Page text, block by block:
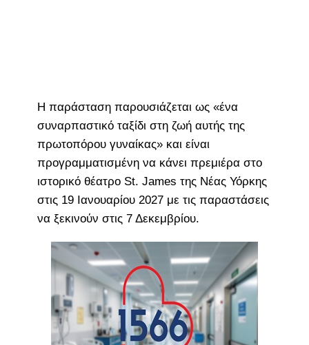
Η παράσταση παρουσιάζεται ως «ένα
συναρπαστικό ταξίδι στη ζωή αυτής της
πρωτοπόρου γυναίκας» και είναι
προγραμματισμένη να κάνει πρεμιέρα στο
ιστορικό θέατρο St. James της Νέας Υόρκης
στις 19 Ιανουαρίου 2027 με τις παραστάσεις
να ξεκινούν στις 7 Δεκεμβρίου.